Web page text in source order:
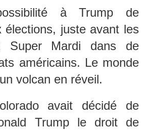
à Trump de
élections, juste avant les
Super Mardi dans de
américains. Le monde
volcan en réveil.
avait décidé de
Trump le droit de